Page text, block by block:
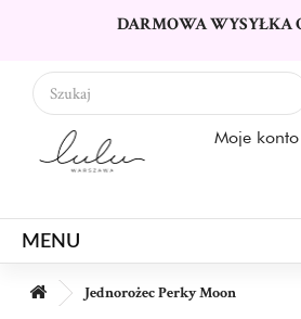
DARMOWA WYSYŁKA
Moje konto
MENU
Jednorożec Perky Moon